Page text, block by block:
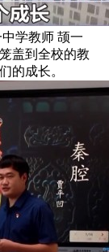
学教师 颉一
盖到全校的教
的成长。